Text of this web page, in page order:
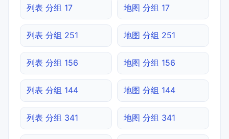
列表 分组 17 地图 分组 17
列表 分组 251 地图 分组 251
列表 分组 156 地图 分组 156
列表 分组 144 地图 分组 144
列表 分组 341 地图 分组 341